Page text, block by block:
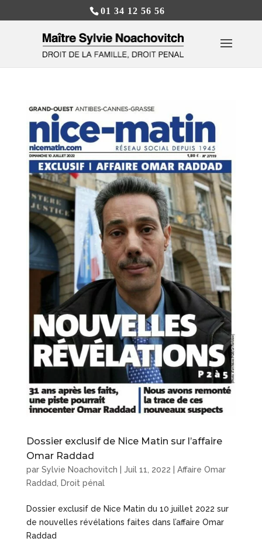
01 34 12 56 56
Dossier exclusif de Nice Matin sur l’affaire
Omar Raddad
par Sylvie Noachovitch | Juil 11, 2022 | Affaire Omar
Raddad Droit pénal
Dossier exclusif de Nice Matin du 10 juillet 2022 sur
de nouvelles révélations faites dans l’affaire Omar
Raddad